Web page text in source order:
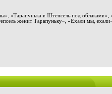
«Тарапунька и Штепсель под облаками»,
женит Тарапуньку», «Ехали мы, ехали».